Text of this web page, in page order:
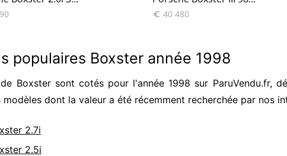
 40 480
populaires Boxster année 1998
Boxster sont cotés pour l'année 1998 sur ParuVendu.fr,
modèles dont la valeur a été récemment recherchée par nos
2.7i
2.5i